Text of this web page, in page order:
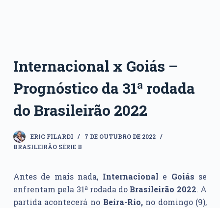
Internacional x Goiás –
Prognóstico da 31ª rodada
do Brasileirão 2022
ERIC FILARDI
7 DE OUTUBRO DE 2022
BRASILEIRÃO SÉRIE B
Antes de mais nada, Internacional e Goiás se
enfrentam pela 31ª rodada do Brasileirão 2022. A
partida acontecerá no Beira-Rio,no domingo (9),